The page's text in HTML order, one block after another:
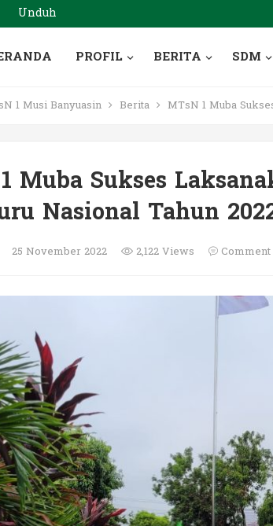
Unduh
PROFIL BERITA SDM
1 Musi Banyuasin Berita MTsN 1 Muba
Muba Sukses
Nasional Tahun
25 November 2022 2,122 Views